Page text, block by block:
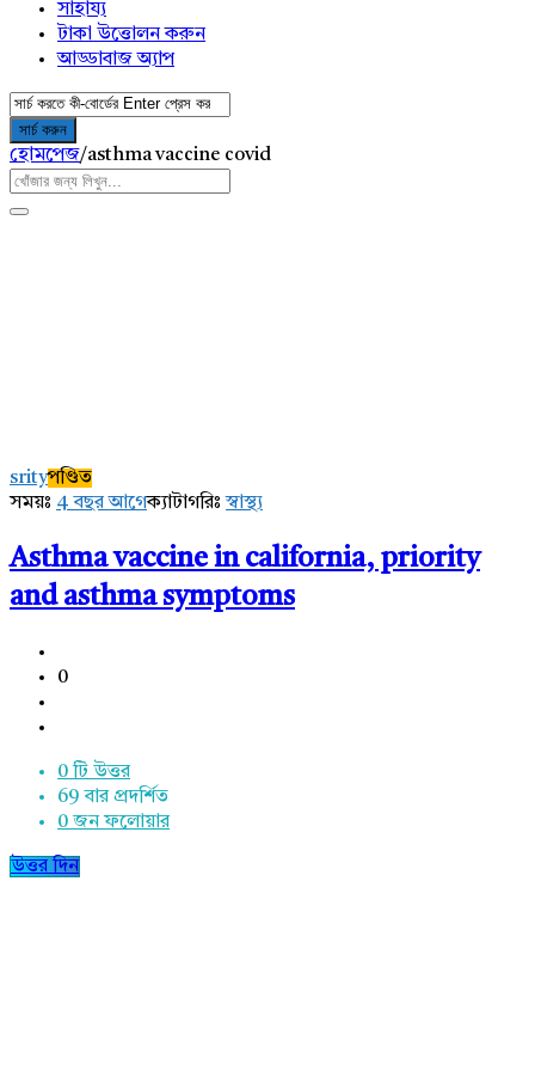
সাহায্য
টাকা উত্তোলন করুন
আড্ডাবাজ অ্যাপ
হোমপেজ/asthma vaccine covid
Latest
প্রশ্ন
srityপণ্ডিত
সময়ঃ 4 বছর আগেক্যাটাগরিঃস্বাস্থ্য
Asthma vaccine in california, priority
and asthma symptoms
0
0 টি উত্তর
69বার প্রদর্শিত
0 জন ফলোয়ার
উত্তর দিন